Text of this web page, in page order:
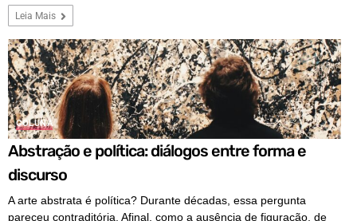
Leia Mais
COLUNA
Abstração e política: diálogos entre forma e
discurso
A arte abstrata é política? Durante décadas, essa pergunta
pareceu contraditória. Afinal, como a ausência de figuração, de